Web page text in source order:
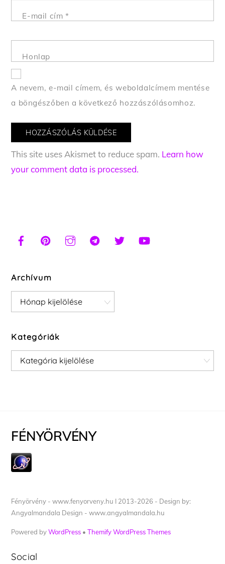
E-mail cím*
Honlap
A nevem, e-mail címem, és weboldalcímem mentése
a böngészőben a következő hozzászólásomhoz.
This site uses Akismet to reduce spam. Learn how
your comment data is processed.
Archívum
Archívum
Kategóriák
Kategóriák
FÉNYÖRVÉNY
Fényörvény - www.fenyorveny.hu I 2013-2026 - Design by:
Angyalmandala Design - www.angyalmandala.hu
Powered byWordPress •Themify WordPress Themes
Social